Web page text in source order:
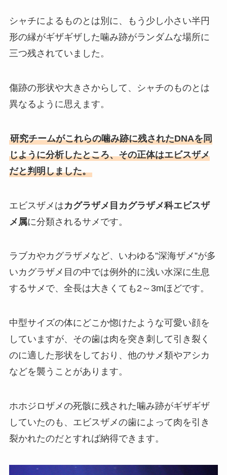
シャチによるものとは別に、もう少し小さい半円
形の縁がギザギザした噛み跡がランダムな場所に
三つ残されていました。
傷跡の形状や大きさからして、シャチのものとは
異なるように思えます。
研究チームがこれらの噛み跡に残されたDNAを同
じように分析したところ、その正体はエビスザメ
だと判明しました。
エビスザメはカグラザメ目カグラザメ科エビスザ
メ属に分類されるサメです。
ラブカやカグラザメなど、いわゆる”深海ザメ”が多
いカグラザメ目の中では例外的に浅い水深に生息
するサメで、全長は大きくても2～3mほどです。
中型サイズの体にどこか惚けたような可愛い顔を
していますが、その歯は肉を突き刺して引き裂く
のに適した形状をしており、他のサメ類やアシカ
などを襲うことがあります。
ホホジロザメの死骸に残された噛み跡がギザギザ
していたのも、エビスザメの歯によって肉を引き
裂かれたのだとすれば納得できます。